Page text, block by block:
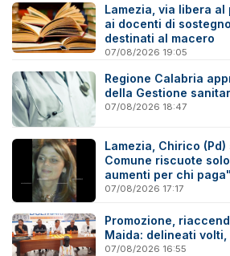
Lamezia, via libera
ai docenti di
destinati al macero
07/08/2026 19:05
Regione Calabria
della Gestione
07/08/2026 18:47
Lamezia, Chirico
Comune riscuote
aumenti per chi paga"
07/08/2026 17:17
Promozione,
Maida: delineati
07/08/2026 16:55